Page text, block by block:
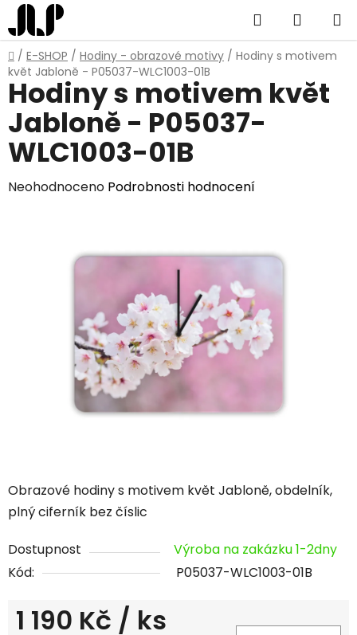
Přejít
na
obsah
Hledat
KOŠÍK
Domů
/ E-SHOP / Hodiny - obrazové motivy / Hodiny s motivem
květ Jabloně - P05037-WLC1003-01B
Obrazové hodiny s motivem květ Jabloně, obdelník,
plný ciferník bez číslic
Dostupnost
Výroba na zakázku 1-2dny
Kód:
P05037-WLC1003-01B
1 190 Kč / ks
Hodiny s motivem květ
Jabloně - P05037-
WLC1003-01B
Průměrné
Neohodnoceno Podrobnosti hodnocení